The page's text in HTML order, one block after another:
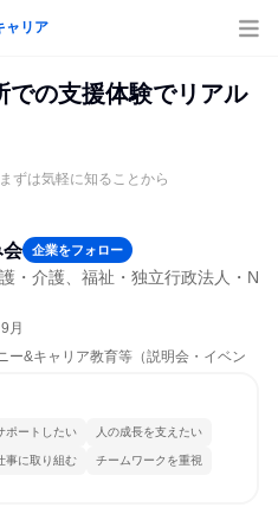
ャリア
での支援体験でリアル
ずは気軽に知ることから
会 企業をフォロー
・介護、福祉・独立行政法人・N
月
ー&キャリア教育等（説明会・イベン
ポートしたい 人の成長を支えたい
事に取り組む チームワークを重視